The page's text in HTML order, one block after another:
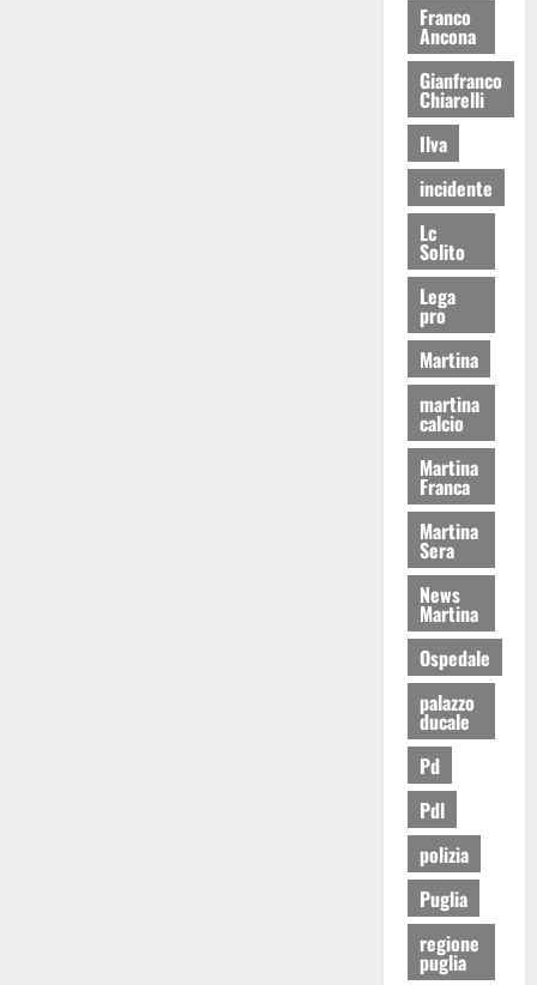
Franco
Ancona
Gianfranco
Chiarelli
Ilva
incidente
Lc
Solito
Lega
pro
Martina
martina
calcio
Martina
Franca
Martina
Sera
News
Martina
Ospedale
palazzo
ducale
Pd
Pdl
polizia
Puglia
regione
puglia